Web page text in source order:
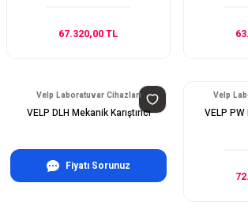
67.320,00 TL
Velp Laboratuvar Cihazları
VELP DLH Mekanik Karıştırıcı
Fiyatı Sorunuz
Velp
VELP PW